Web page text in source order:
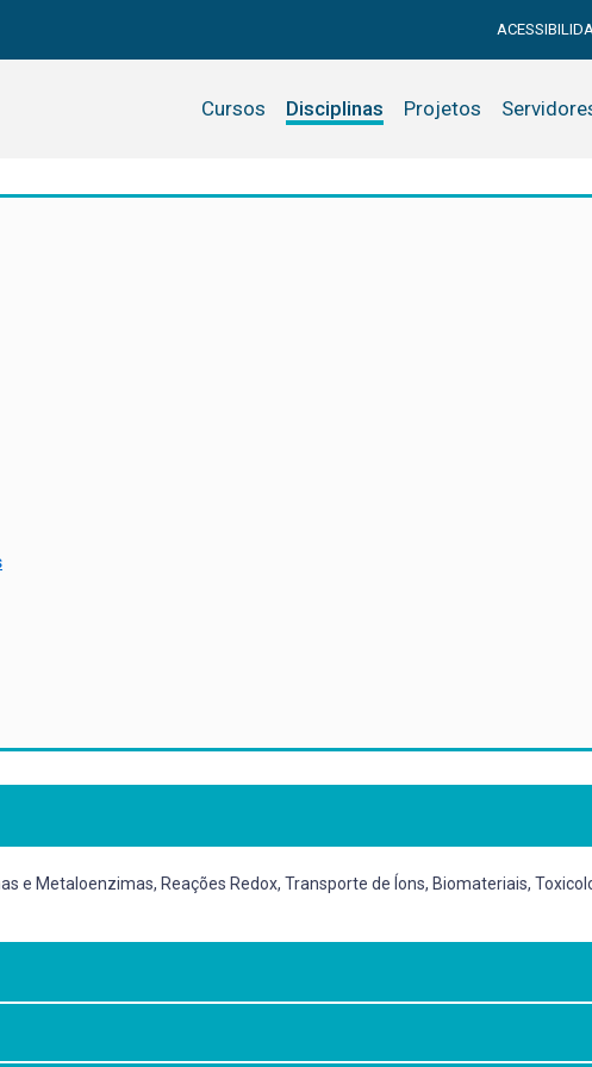
Cursos Disciplinas Projetos
e Metaloenzimas, Reações Redox, Transporte de Íons, Biomateriais,